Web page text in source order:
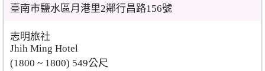
臺南市鹽水區月港里2鄰行昌路156號
志明旅社
Jhih Ming Hotel
(1800 ~ 1800) 549公尺